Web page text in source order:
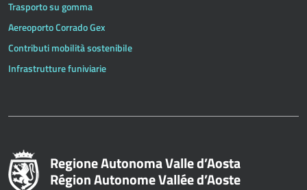
Trasporto su gomma
Aereoporto Corrado Gex
Contributi mobilità sostenibile
Infrastrutture funiviarie
Regione Autonoma Valle d’Aosta
Région Autonome Vallée d’Aoste